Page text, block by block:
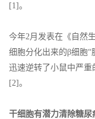
[1]。
今年2月发表在《自然
细胞分化出来的β细胞“
迅速逆转了小鼠中严重
[2]。
干细胞有潜力清除糖尿